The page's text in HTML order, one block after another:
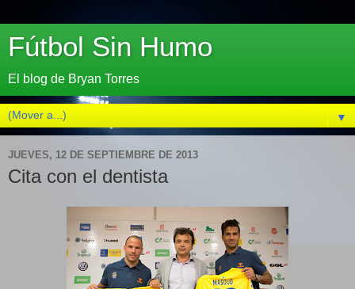
Fútbol Sin Humo
El blog de Bryan Torres
▼
JUEVES, 12 DE SEPTIEMBRE DE 2013
Cita con el dentista